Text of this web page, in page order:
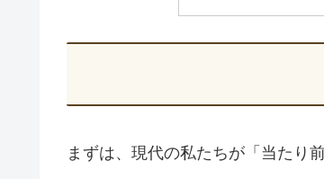
まずは、現代の私たちが「当たり